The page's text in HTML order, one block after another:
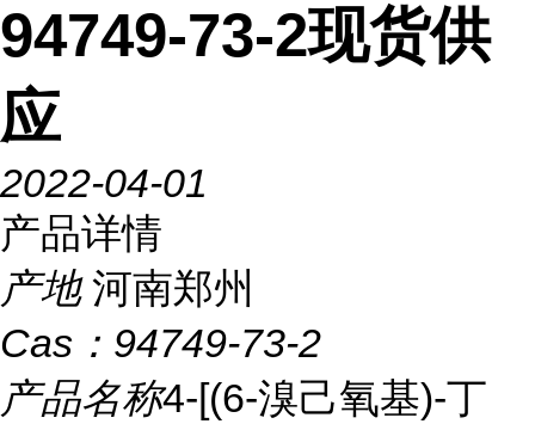
94749-73-2现货供
应
2022-04-01
产品详情
产地 河南郑州
Cas： 94749-73-2
产品名称4-[(6-溴己氧基)-丁